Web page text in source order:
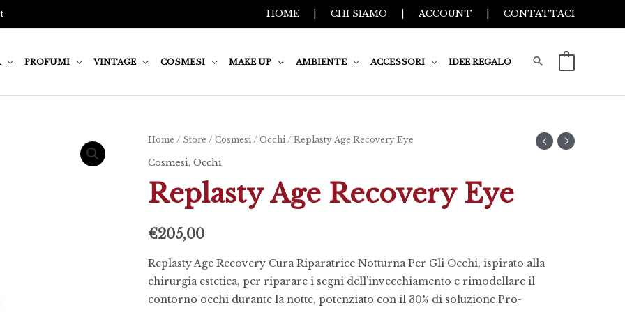
HOME CHI SIAMO |ACCOUNT CONTATTACI
PROFUMI VINTAGE COSMESI MAKE UP AMBIENTE ACCESSORI IDEE REGALO
Home / Store / Cosmesi / Occhi / Replasty Age Recovery Eye
Cosmesi, Occhi
Replasty Age Recovery Eye
€205,00
Replasty Age Recovery Cura Riparatrice Notturna Per Gli Occhi, ispirato alla
chirurgia estetica, per riparare i segni dell’invecchiamento e rimodellare il
contorno occhi durante la notte, potenziato con il 30% di soluzione Pro-
Replasty
Age
Eye
quantità